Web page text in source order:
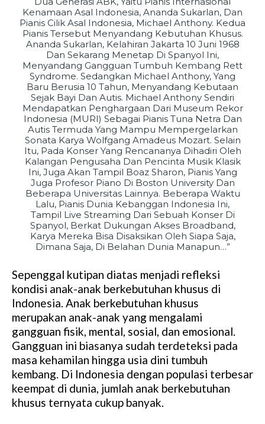
Kenamaan Asal Indonesia, Ananda Sukarlan, Dan
Pianis Cilik Asal Indonesia, Michael Anthony. Kedua
Pianis Tersebut Menyandang Kebutuhan Khusus.
Ananda Sukarlan, Kelahiran Jakarta 10 Juni 1968
Dan Sekarang Menetap Di Spanyol Ini,
Menyandang Gangguan Tumbuh Kembang Rett
Syndrome. Sedangkan Michael Anthony, Yang
Baru Berusia 10 Tahun, Menyandang Kebutaan
Sejak Bayi Dan Autis. Michael Anthony Sendiri
Mendapatkan Penghargaan Dari Museum Rekor
Indonesia (MURI) Sebagai Pianis Tuna Netra Dan
Autis Termuda Yang Mampu Mempergelarkan
Sonata Karya Wolfgang Amadeus Mozart. Selain
Itu, Pada Konser Yang Rencananya Dihadiri Oleh
Kalangan Pengusaha Dan Pencinta Musik Klasik
Ini, Juga Akan Tampil Boaz Sharon, Pianis Yang
Juga Profesor Piano Di Boston University Dan
Beberapa Universitas Lainnya. Beberapa Waktu
Lalu, Pianis Dunia Kebanggan Indonesia Ini,
Tampil Live Streaming Dari Sebuah Konser Di
Spanyol, Berkat Dukungan Akses Broadband,
Karya Mereka Bisa Disaksikan Oleh Siapa Saja,
Dimana Saja, Di Belahan Dunia Manapun…”
Sepenggal kutipan diatas menjadi refleksi
kondisi anak-anak berkebutuhan khusus di
Indonesia. Anak berkebutuhan khusus
merupakan anak-anak yang mengalami
gangguan fisik, mental, sosial, dan emosional.
Gangguan ini biasanya sudah terdeteksi pada
masa kehamilan hingga usia dini tumbuh
kembang. Di Indonesia dengan populasi terbesar
keempat di dunia, jumlah anak berkebutuhan
khusus ternyata cukup banyak.